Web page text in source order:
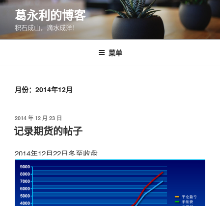
跳
容
葛永利的博客
积石成山，滴水成洋！
菜单
月份：2014年12月
发
布
于
2014 年 12 月 23 日
记录期货的帖子
2014年12月22日冬至收盘